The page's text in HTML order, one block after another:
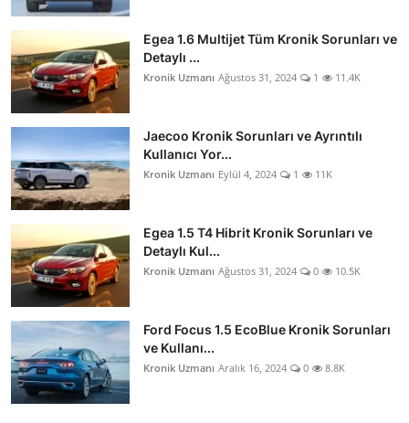
Egea 1.6 Multijet Tüm Kronik Sorunları ve
Detaylı ...
Kronik Uzmanı Ağustos 31, 2024 1 11.4K
Jaecoo Kronik Sorunları ve Ayrıntılı
Kullanıcı Yor...
Kronik Uzmanı Eylül 4, 2024 1 11K
Egea 1.5 T4 Hibrit Kronik Sorunları ve
Detaylı Kul...
Kronik Uzmanı Ağustos 31, 2024 0 10.5K
Ford Focus 1.5 EcoBlue Kronik Sorunları
ve Kullanı...
Kronik Uzmanı Aralık 16, 2024 0 8.8K